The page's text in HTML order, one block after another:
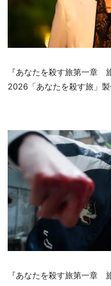
『あなたを殺す旅第一章
2026「あなたを殺す旅」
『あなたを殺す旅第一章